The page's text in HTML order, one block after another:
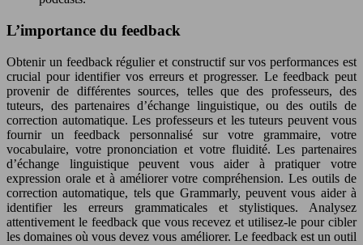
L’importance du feedback
Obtenir un feedback régulier et constructif sur vos performances est
crucial pour identifier vos erreurs et progresser. Le feedback peut
provenir de différentes sources, telles que des professeurs, des
tuteurs, des partenaires d’échange linguistique, ou des outils de
correction automatique. Les professeurs et les tuteurs peuvent vous
fournir un feedback personnalisé sur votre grammaire, votre
vocabulaire, votre prononciation et votre fluidité. Les partenaires
d’échange linguistique peuvent vous aider à pratiquer votre
expression orale et à améliorer votre compréhension. Les outils de
correction automatique, tels que Grammarly, peuvent vous aider à
identifier les erreurs grammaticales et stylistiques. Analysez
attentivement le feedback que vous recevez et utilisez-le pour cibler
les domaines où vous devez vous améliorer. Le feedback est un outil